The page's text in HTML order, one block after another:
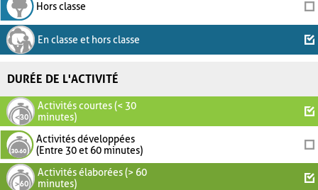
Hors classe
En classe et hors classe
DURÉE DE L'ACTIVITÉ
Activités courtes (< 30
minutes)
Activités développées
(Entre 30 et 60 minutes)
Activités élaborées (> 60
minutes)